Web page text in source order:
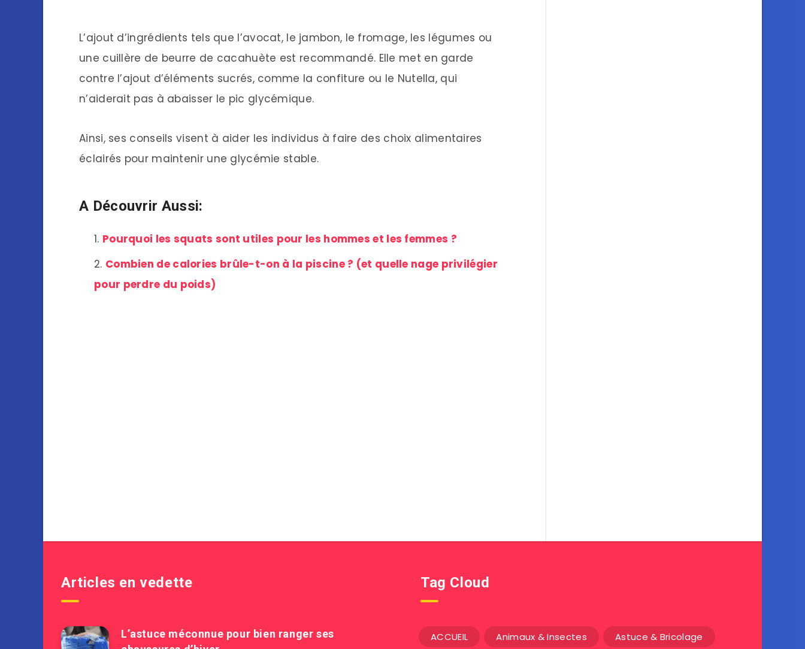
L’ajout d’ingrédients tels que l’avocat, le jambon, le fromage, les légumes ou
une cuillère de beurre de cacahuète est recommandé. Elle met en garde
contre l’ajout d’éléments sucrés, comme la confiture ou le Nutella, qui
n’aiderait pas à abaisser le pic glycémique.
Ainsi, ses conseils visent à aider les individus à faire des choix alimentaires
éclairés pour maintenir une glycémie stable.
A Découvrir Aussi:
Pourquoi les squats sont utiles pour les hommes et les femmes ?
Combien de calories brûle-t-on à la piscine ? (et quelle nage privilégier
pour perdre du poids)
Articles en vedette
L’astuce méconnue pour bien ranger ses
Tag Cloud
ACCUEIL Animaux & Insectes Astuce & Bricolage